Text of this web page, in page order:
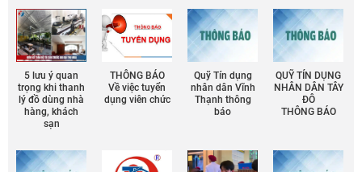
5 lưu ý quan
trọng khi thanh
lý đồ dùng nhà
hàng, khách
sạn
THÔNG BÁO
Về việc tuyển
dụng viên chức
Quỹ Tín dụng
nhân dân Vĩnh
Thạnh thông
báo
QUỸ TÍN DỤNG
NHÂN DÂN TÂY
ĐÔ
THÔNG BÁO